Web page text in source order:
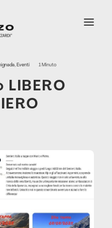
Alpino
, Eventi 1 Minuto